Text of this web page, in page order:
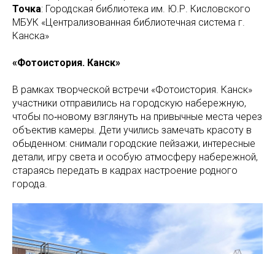
Точка: Городская библиотека им. Ю.Р. Кисловского
МБУК «Централизованная библиотечная система г.
Канска»
«Фотоистория. Канск»
В рамках творческой встречи «Фотоистория. Канск»
участники отправились на городскую набережную,
чтобы по‑новому взглянуть на привычные места через
объектив камеры. Дети учились замечать красоту в
обыденном: снимали городские пейзажи, интересные
детали, игру света и особую атмосферу набережной,
стараясь передать в кадрах настроение родного
города.